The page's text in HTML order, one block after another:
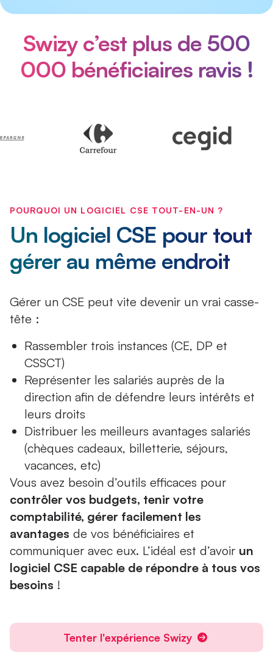
Swizy c’est plus de 500
000 bénéficiaires ravis !
POURQUOI UN LOGICIEL CSE TOUT-EN-UN ?
Un logiciel CSE pour tout
gérer au même endroit
Gérer un CSE peut vite devenir un vrai casse-
tête :
Rassembler trois instances (CE, DP et
CSSCT)
Représenter les salariés auprès de la
direction afin de défendre leurs intérêts et
leurs droits
Distribuer les meilleurs avantages salariés
(chèques cadeaux, billetterie, séjours,
vacances, etc)
Vous avez besoin d’outils efficaces pour
contrôler vos budgets, tenir votre
comptabilité, gérer facilement les
avantages de vos bénéficiaires et
communiquer avec eux. L’idéal est d’avoir un
logiciel CSE capable de répondre à tous vos
besoins !
Tenter l'expérience Swizy